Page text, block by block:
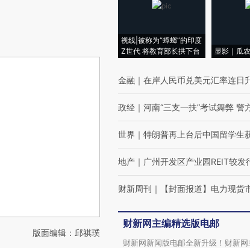
版面编辑：邱祺璞
视线|被称为“蟑螂”的印度
Z世代 将教育部长拱下台
显影｜瓜
金融 ｜ 在岸人民币兑美元汇率连日
政经 ｜ 河南“三支一扶”考试舞弊 警
世界 ｜ 特朗普再上台后中国留学生
地产 ｜ 广州开发区产业园REIT较发
财新周刊 ｜ 【封面报道】电力现货
财新网主编精选版电邮
财新网新闻版电邮全新升级！财新